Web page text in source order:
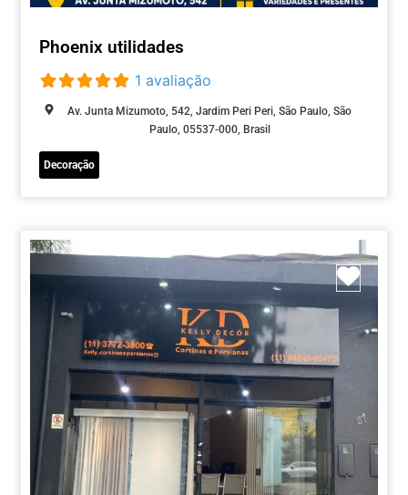
Phoenix utilidades
1 avaliação
Av. Junta Mizumoto, 542, Jardim Peri Peri, São Paulo, São
Paulo, 05537-000, Brasil
Decoração